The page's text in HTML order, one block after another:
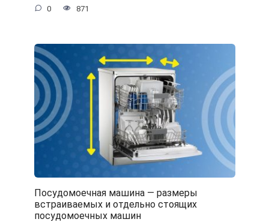
0 871
Посудомоечная машина — размеры
встраиваемых и отдельно стоящих
посудомоечных машин